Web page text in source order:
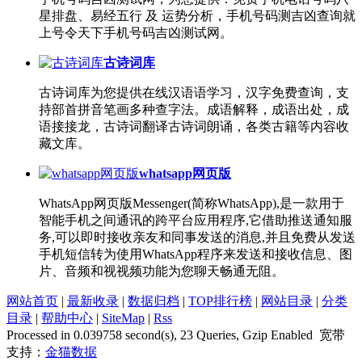
星排盘、易经五行 及 运势分析，手机号码测吉凶查询就
上号令天下手机号码吉凶测试网。
古诗词库
古诗词库为您提供在线汉语语学习，汉字免费查询，支
持部首拼音笔画多种查字法。成语解释，成语出处，成
语接接龙，古诗词翻译古诗词朗诵，各类古籍等内容收
藏文库。
whatsapp网页版
WhatsApp网页版Messenger(简称WhatsApp),是一款用于
智能手机之间通讯的跨平台应用程序,它借助推送通知服
务,可以即时接收亲友和同事发送的消息,并且免费从发送
手机短信转为使用WhatsApp程序来发送和接收信息、图
片、音频和视视频功能为您聊天畅通无阻。
网站首页 | 最新收录 | 数据归档 | TOP排行榜 | 网站目录 | 分类
目录 | 帮助中心 | SiteMap | Rss
Processed in 0.039758 second(s), 23 Queries, Gzip Enabled 宽带
支持： 金猫数据